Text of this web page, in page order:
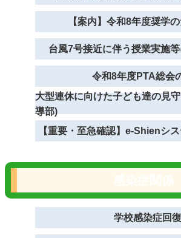
【案内】令和8年度奨学
台風7号接近に伴う授業実施
令和8年度PTA総会
大型連休に向けた子ども達の見
導部)
【重要・至急確認】e-Shienシ
学校感染症回